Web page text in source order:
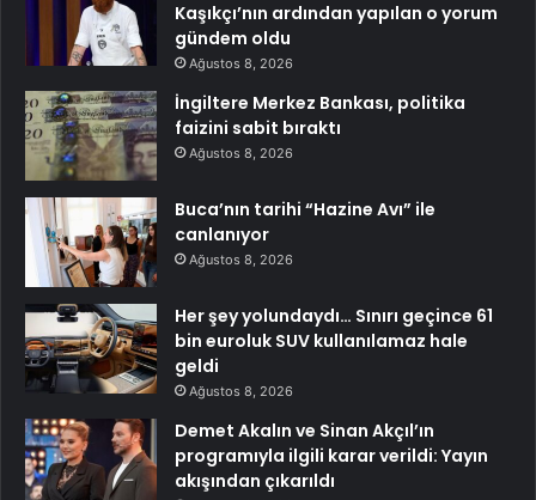
Kaşıkçı’nın ardından yapılan o yorum
gündem oldu
Ağustos 8, 2026
İngiltere Merkez Bankası, politika
faizini sabit bıraktı
Ağustos 8, 2026
Buca’nın tarihi “Hazine Avı” ile
canlanıyor
Ağustos 8, 2026
Her şey yolundaydı… Sınırı geçince 61
bin euroluk SUV kullanılamaz hale
geldi
Ağustos 8, 2026
Demet Akalın ve Sinan Akçıl’ın
programıyla ilgili karar verildi: Yayın
akışından çıkarıldı